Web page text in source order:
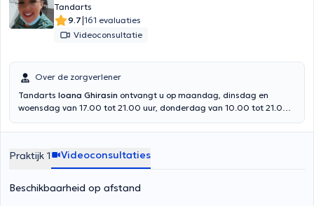
Tandarts
9.7|161 evaluaties
Videoconsultatie
Over de zorgverlener
Tandarts Ioana Ghirasin ontvangt u op maandag, dinsdag en
woensdag van 17.00 tot 21.00 uur, donderdag van 10.00 tot 21.00
Chaussée Reine Astrid 105 in Eigenbrakel (1420). Afgestudeerd in
Roemenië, verwelkomt zij u voor algemene tandheelkundige
consulten, tandheelkundige noodgevallen, het bleken van tanden,
radiografie en scaling.
Praktijk 1 Videoconsultaties
Beschikbaarheid op afstand